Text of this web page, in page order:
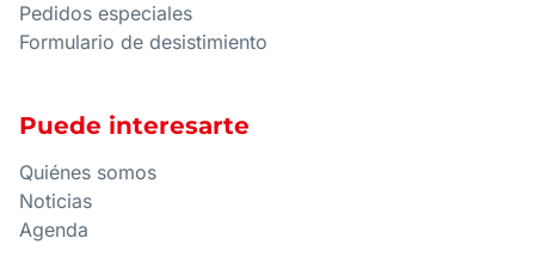
Pedidos especiales
Formulario de desistimiento
Puede interesarte
Quiénes somos
Noticias
Agenda